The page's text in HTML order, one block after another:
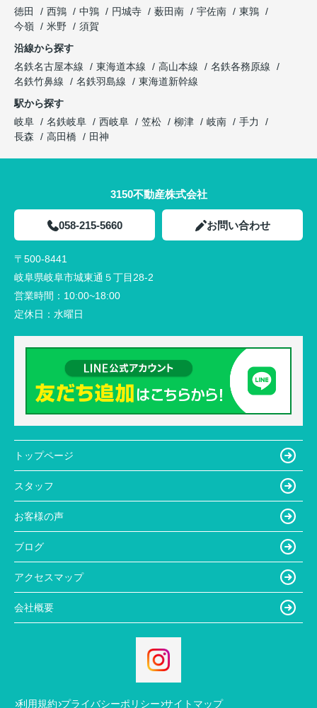
徳田
西鶉 中鶉 円城寺 薮田南 宇佐南
東鶉
今嶺
米野
須賀
沿線から探す
名鉄名古屋本線
東海道本線 高山本線
名鉄各務原線
名鉄竹鼻線
名鉄羽島線
東海道新幹線
駅から探す
岐阜
名鉄岐阜 西岐阜 笠松 柳津 岐南
手力
長森
高田橋 田神
3150不動産株式会社
058-215-5660 お問い合わせ
〒500-8441
岐阜県岐阜市城東通５丁目28-2
営業時間： 10:00~18:00
定休日： 水曜日
トップページ
スタッフ
お客様の声
ブログ
アクセスマップ
会社概要
利用規約 プライバシーポリシー サイトマップ